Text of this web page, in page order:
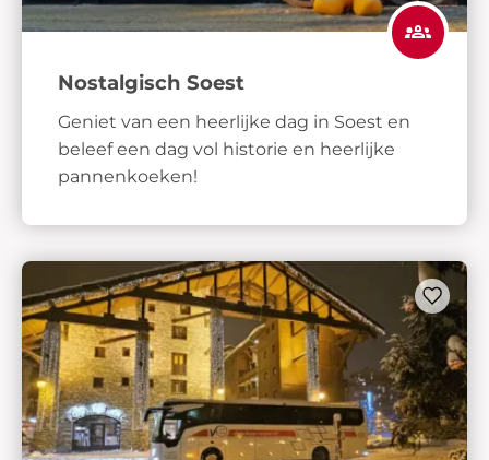
Nostalgisch Soest
Geniet van een heerlijke dag in Soest en
beleef een dag vol historie en heerlijke
pannenkoeken!